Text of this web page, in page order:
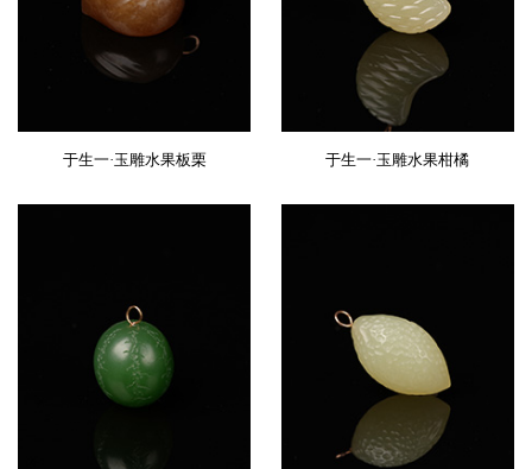
于生一·玉雕水果板栗 于生一·玉雕水果柑橘